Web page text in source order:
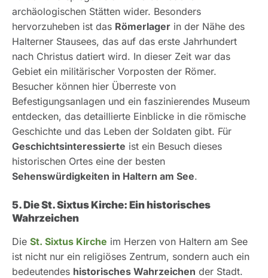
archäologischen Stätten wider. Besonders
hervorzuheben ist das Römerlager in der Nähe des
Halterner Stausees, das auf das erste Jahrhundert
nach Christus datiert wird. In dieser Zeit war das
Gebiet ein militärischer Vorposten der Römer.
Besucher können hier Überreste von
Befestigungsanlagen und ein faszinierendes Museum
entdecken, das detaillierte Einblicke in die römische
Geschichte und das Leben der Soldaten gibt. Für
Geschichtsinteressierte ist ein Besuch dieses
historischen Ortes eine der besten
Sehenswürdigkeiten in Haltern am See.
5. Die St. Sixtus Kirche: Ein historisches
Wahrzeichen
Die St. Sixtus Kirche im Herzen von Haltern am See
ist nicht nur ein religiöses Zentrum, sondern auch ein
bedeutendes historisches Wahrzeichen der Stadt.